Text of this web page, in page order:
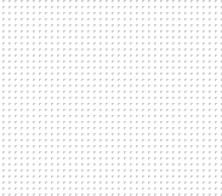
MAIL